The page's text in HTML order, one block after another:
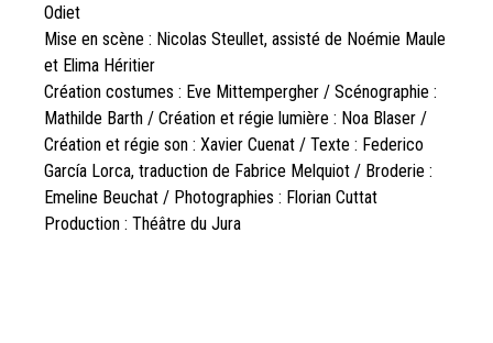
Odiet
Mise en scène : Nicolas Steullet, assisté de Noémie Maule
et Elima Héritier
Création costumes : Eve Mittempergher / Scénographie :
Mathilde Barth / Création et régie lumière : Noa Blaser /
Création et régie son : Xavier Cuenat / Texte : Federico
García Lorca, traduction de Fabrice Melquiot / Broderie :
Emeline Beuchat / Photographies : Florian Cuttat
Production : Théâtre du Jura